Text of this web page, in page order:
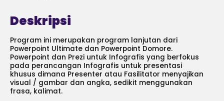
Deskripsi
Program ini merupakan program lanjutan dari
Powerpoint Ultimate dan Powerpoint Domore.
Powerpoint dan Prezi untuk Infografis yang berfokus
pada perancangan Infografis untuk presentasi
khusus dimana Presenter atau Fasilitator menyajikan
visual / gambar dan angka, sedikit menggunakan
frasa, kalimat.